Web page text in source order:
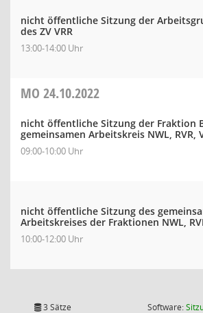
nicht öffentliche Sitzung der
des ZV VRR
13:00-14:00 Uhr
MO 24.10.2022
nicht öffentliche Sitzung der Fraktion
gemeinsamen Arbeitskreis NWL, RVR,
09:00-10:00 Uhr
nicht öffentliche Sitzung des
Arbeitskreises der Fraktionen NWL,
10:00-12:00 Uhr
3 Sätze Software: